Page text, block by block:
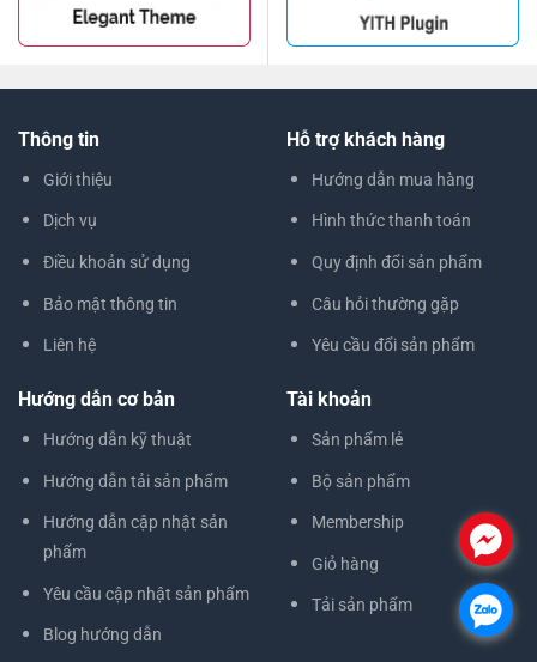
Thông tin
Giới thiệu
Dịch vụ
Điều khoản sử dụng
Bảo mật thông tin
Liên hệ
Hỗ trợ khách hàng
Hướng dẫn mua hàng
Hình thức thanh toán
Quy định đổi sản phẩm
Câu hỏi thường gặp
Yêu cầu đổi sản phẩm
Hướng dẫn cơ bản
Hướng dẫn kỹ thuật
Hướng dẫn tải sản phẩm
Hướng dẫn cập nhật sản
phẩm
Yêu cầu cập nhật sản phẩm
Blog hướng dẫn
Tài khoản
Sản phẩm lẻ
Bộ sản phẩm
Membership
Giỏ hàng
Tải sản phẩm
.
.